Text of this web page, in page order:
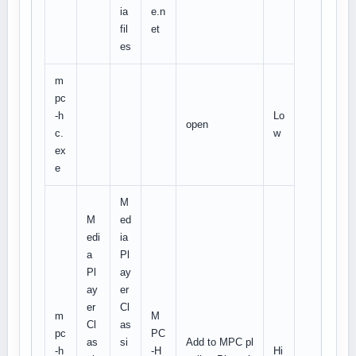
ia
fil
es
e.n
et
m
pc
-h
c.
ex
e
open
Lo
w
m
pc
-h
M
edi
a
Pl
ay
er
Cl
as
M
ed
ia
Pl
ay
er
Cl
as
si
M
PC
-H
Add to MPC pl
Hi